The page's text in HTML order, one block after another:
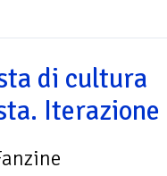
di cultura
Iterazione